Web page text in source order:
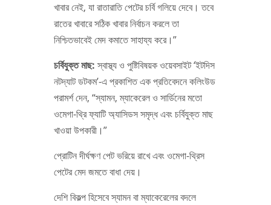
খাবার নেই, যা রাতারাতি পেটের চর্বি গলিয়ে দেবে। তবে
রাতের খাবারে সঠিক খাবার নির্বাচন করলে তা
নিশ্চিতভাবেই মেদ কমাতে সাহায্য করে।”
চর্বিযুক্ত মাছ:স্বাস্থ্য ও পুষ্টিবিষয়ক ওয়েবসাইট ‘ইটদিস
নটদ্যাট ডটকম’-এ প্রকাশিত এক প্রতিবেদনে কলিংউড
পরামর্শ দেন, “স্যামন, ম্যাকেরেল ও সার্ডিনের মতো
ওমেগা-থ্রি ফ্যাটি অ্যাসিডস সমৃদ্ধ এবং চর্বিযুক্ত মাছ
খাওয়া উপকারী।”
প্রোটিন দীর্ঘক্ষণ পেট ভরিয়ে রাখে এবং ওমেগা-থ্রিস
পেটের মেদ জমতে বাধা দেয়।
দেশি বিকল্প হিসেবে স্যামন বা ম্যাকেরেলের বদলে